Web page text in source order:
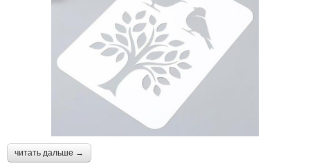
читать дальше →